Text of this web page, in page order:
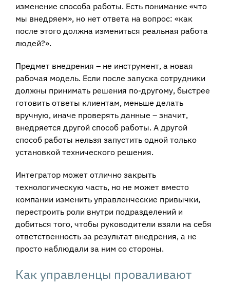
изменение способа работы. Есть понимание «что
мы внедряем», но нет ответа на вопрос: «как
после этого должна измениться реальная работа
людей?».
Предмет внедрения – не инструмент, а новая
рабочая модель. Если после запуска сотрудники
должны принимать решения по-другому, быстрее
готовить ответы клиентам, меньше делать
вручную, иначе проверять данные – значит,
внедряется другой способ работы. А другой
способ работы нельзя запустить одной только
установкой технического решения.
Интегратор может отлично закрыть
технологическую часть, но не может вместо
компании изменить управленческие привычки,
перестроить роли внутри подразделений и
добиться того, чтобы руководители взяли на себя
ответственность за результат внедрения, а не
просто наблюдали за ним со стороны.
Как управленцы проваливают